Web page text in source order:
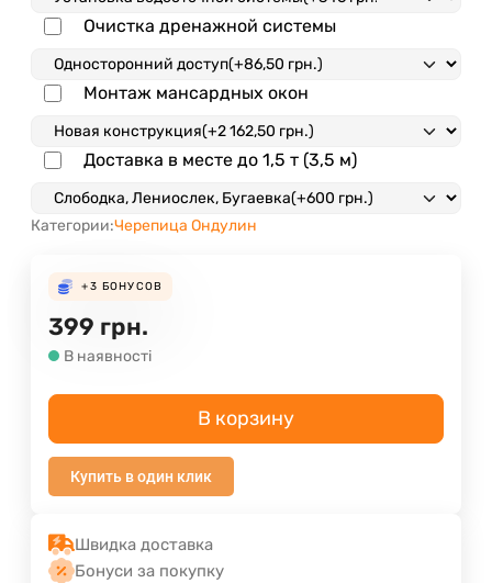
Очистка дренажной системы
Монтаж мансардных окон
Доставка в месте до 1,5 т (3,5 м)
Категории:Черепица Ондулин
+3 БОНУСОВ
399 грн.
В наявності
В корзину
Купить в один клик
Швидка доставка
Бонуси за покупку